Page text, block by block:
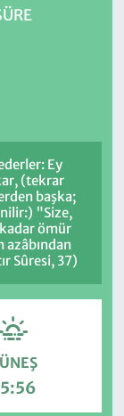
Ey
(tekrar
başka;
"Size,
ömür
azâbından
Sûresi, 37)